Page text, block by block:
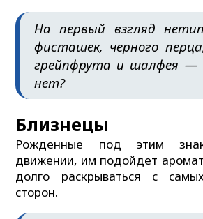
На первый взгляд
фисташек, черного
грейпфрута и шалфея —
нет?
Близнецы
Рожденные под этим
движении, им подойдет
долго раскрываться с
сторон.